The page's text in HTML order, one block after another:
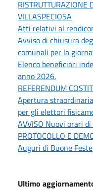
RISTRUTTURAZIONE
VILLASPECIOSA
Atti relativi al
Avviso di chiusura
comunali per la
Elenco beneficiari
anno 2026.
REFERENDUM
Apertura
per gli elettori
AVVISO Nuovi orari
PROTOCOLLO E
Auguri di Buone Feste
Ultimo